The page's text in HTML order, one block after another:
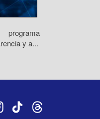
programa
y a...